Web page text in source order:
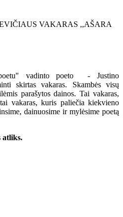
VAKARAS ,,AŠARA
vadinto poeto - Justino
skirtas vakaras. Skambės visų
parašytos dainos. Tai vakaras,
vakaras, kuris paliečia kiekvieno
dainuosime ir mylėsime poetą
atliks.